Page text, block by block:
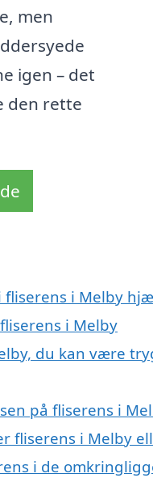
men
igen – det
den rette
i Melby
i Melby
du kan være
på fliserens i
fliserens i Melby
i de